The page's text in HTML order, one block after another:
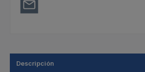
Descripción